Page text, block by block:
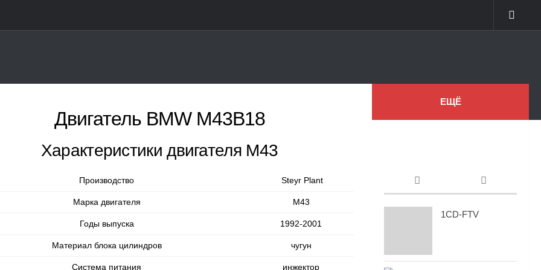
Двигатель BMW M43B18
Характеристики двигателя М43
Производство Steyr Plant
Марка двигателя М43
Годы выпуска 1992-2001
Материал блока цилиндров чугун
Система питания инжектор
ЕЩЁ
1CD-FTV